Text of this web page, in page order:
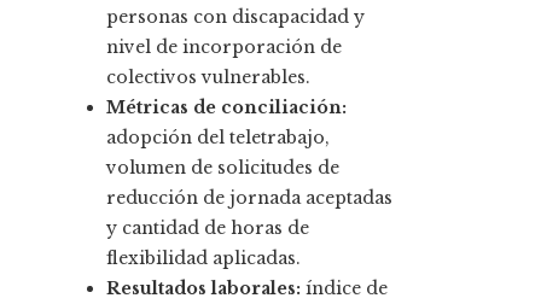
personas con discapacidad y
nivel de incorporación de
colectivos vulnerables.
Métricas de conciliación:
adopción del teletrabajo,
volumen de solicitudes de
reducción de jornada aceptadas
y cantidad de horas de
flexibilidad aplicadas.
Resultados laborales: índice de